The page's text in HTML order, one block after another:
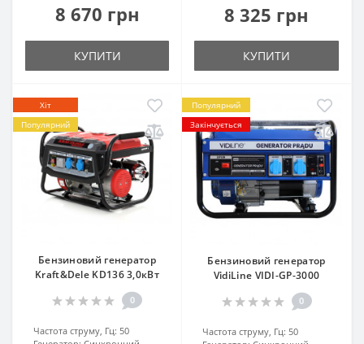
8 670 грн
КУПИТИ
8 325 грн
КУПИТИ
Хіт
Популярний
Бензиновий генератор
Kraft&Dele KD136 3,0кВт
0
Частота струму, Гц: 50
Популярний
Закінчується
Бензиновий генератор
VidiLine VIDI-GP-3000
0
Частота струму, Гц: 50